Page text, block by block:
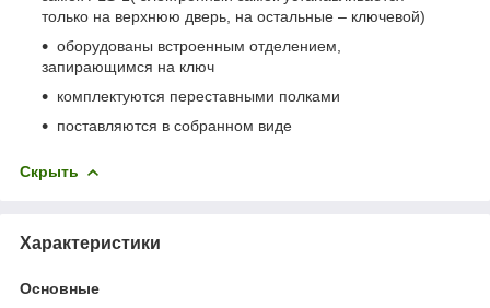
только на верхнюю дверь, на остальные – ключевой)
оборудованы встроенным отделением,
запирающимся на ключ
комплектуются переставными полками
поставляются в собранном виде
Скрыть
Характеристики
Основные